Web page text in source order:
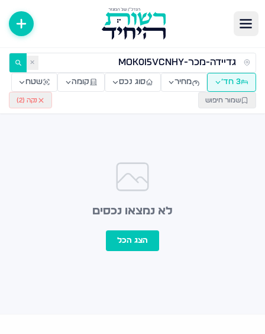
דירות למכירה ולהשכרה — רשות היחיד ✕
3 חד׳ מחיר סוג נכס קומה שטח
שמור חיפוש נקה (2
)
לא נמצאו נכסים
הצג הכל